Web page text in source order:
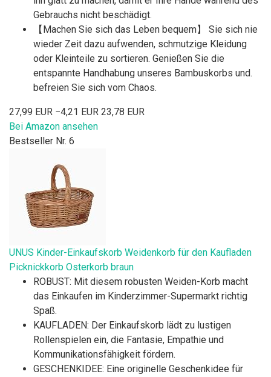
Gebrauchs nicht beschädigt.
【Machen Sie sich das Leben bequem】 Sie sich nie
wieder Zeit dazu aufwenden, schmutzige Kleidung
oder Kleinteile zu sortieren. Genießen Sie die
entspannte Handhabung unseres Bambuskorbs und.
befreien Sie sich vom Chaos.
27,99 EUR −4,21 EUR 23,78 EUR
Bei Amazon ansehen
Bestseller Nr. 6
UNUS Kinder-Einkaufskorb Weidenkorb für den Kaufladen
Picknickkorb Osterkorb braun
ROBUST: Mit diesem robusten Weiden-Korb macht
das Einkaufen im Kinderzimmer-Supermarkt richtig
Spaß.
KAUFLADEN: Der Einkaufskorb lädt zu lustigen
Rollenspielen ein, die Fantasie, Empathie und
Kommunikationsfähigkeit fördern.
GESCHENKIDEE: Eine originelle Geschenkidee für